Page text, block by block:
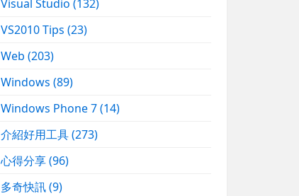
Visual Studio (132)
VS2010 Tips (23)
Web (203)
Windows (89)
Windows Phone 7(14)
介紹好用工具(273)
心得分享(96)
多奇快訊(9)